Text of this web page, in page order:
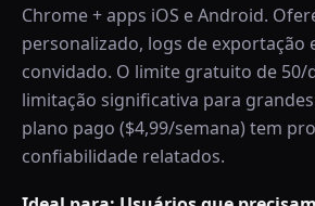
Chrome + apps iOS e Android.
personalizado, logs de exportação
convidado. O limite gratuito de 50/
limitação significativa para
plano pago ($4,99/semana) tem
confiabilidade relatados.